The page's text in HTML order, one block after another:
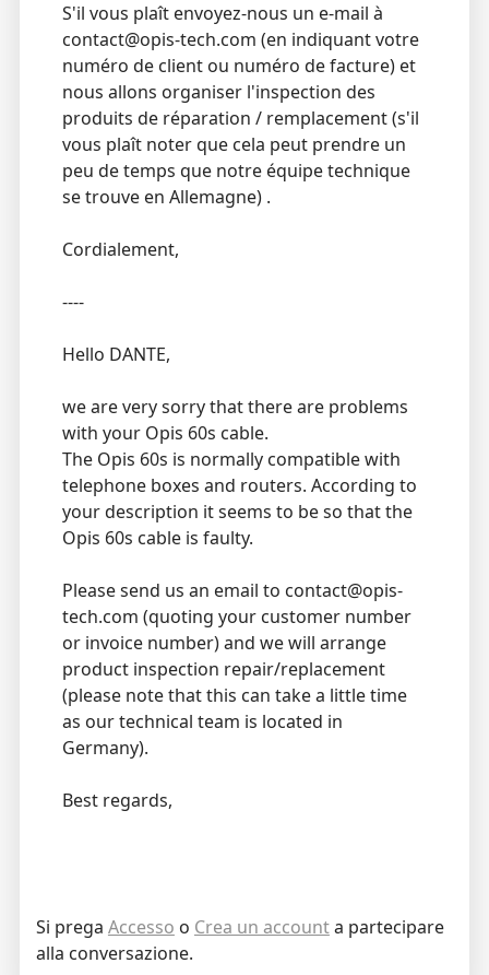
S'il vous plaît envoyez-nous un e-mail à
contact@opis-tech.com (en indiquant votre
numéro de client ou numéro de facture) et
nous allons organiser l'inspection des
produits de réparation / remplacement (s'il
vous plaît noter que cela peut prendre un
peu de temps que notre équipe technique
se trouve en Allemagne) .
Cordialement,
----
Hello DANTE,
we are very sorry that there are problems
with your Opis 60s cable.
The Opis 60s is normally compatible with
telephone boxes and routers. According to
your description it seems to be so that the
Opis 60s cable is faulty.
Please send us an email to contact@opis-
tech.com (quoting your customer number
or invoice number) and we will arrange
product inspection repair/replacement
(please note that this can take a little time
as our technical team is located in
Germany).
Best regards,
Si prega Accesso o Crea un accounta partecipare
alla conversazione.